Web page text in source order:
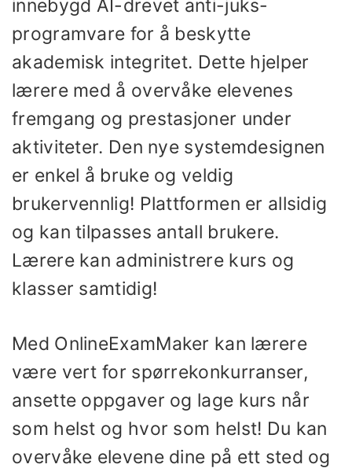
innebygd AI-drevet anti-juks-
programvare for å beskytte
akademisk integritet. Dette hjelper
lærere med å overvåke elevenes
fremgang og prestasjoner under
aktiviteter. Den nye systemdesignen
er enkel å bruke og veldig
brukervennlig! Plattformen er allsidig
og kan tilpasses antall brukere.
Lærere kan administrere kurs og
klasser samtidig!
Med OnlineExamMaker kan lærere
være vert for spørrekonkurranser,
ansette oppgaver og lage kurs når
som helst og hvor som helst! Du kan
overvåke elevene dine på ett sted og